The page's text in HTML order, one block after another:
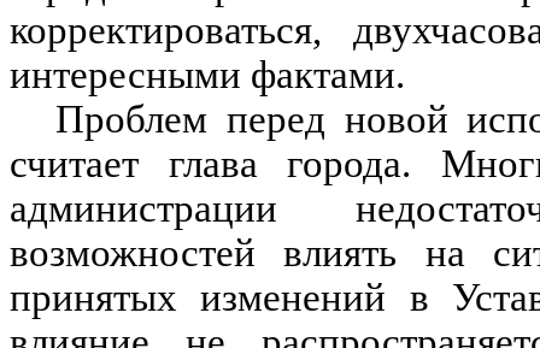
корректироваться,
интересными фактами.
Проблем перед новой
считает глава города.
администрации
возможностей влиять на
принятых изменений в